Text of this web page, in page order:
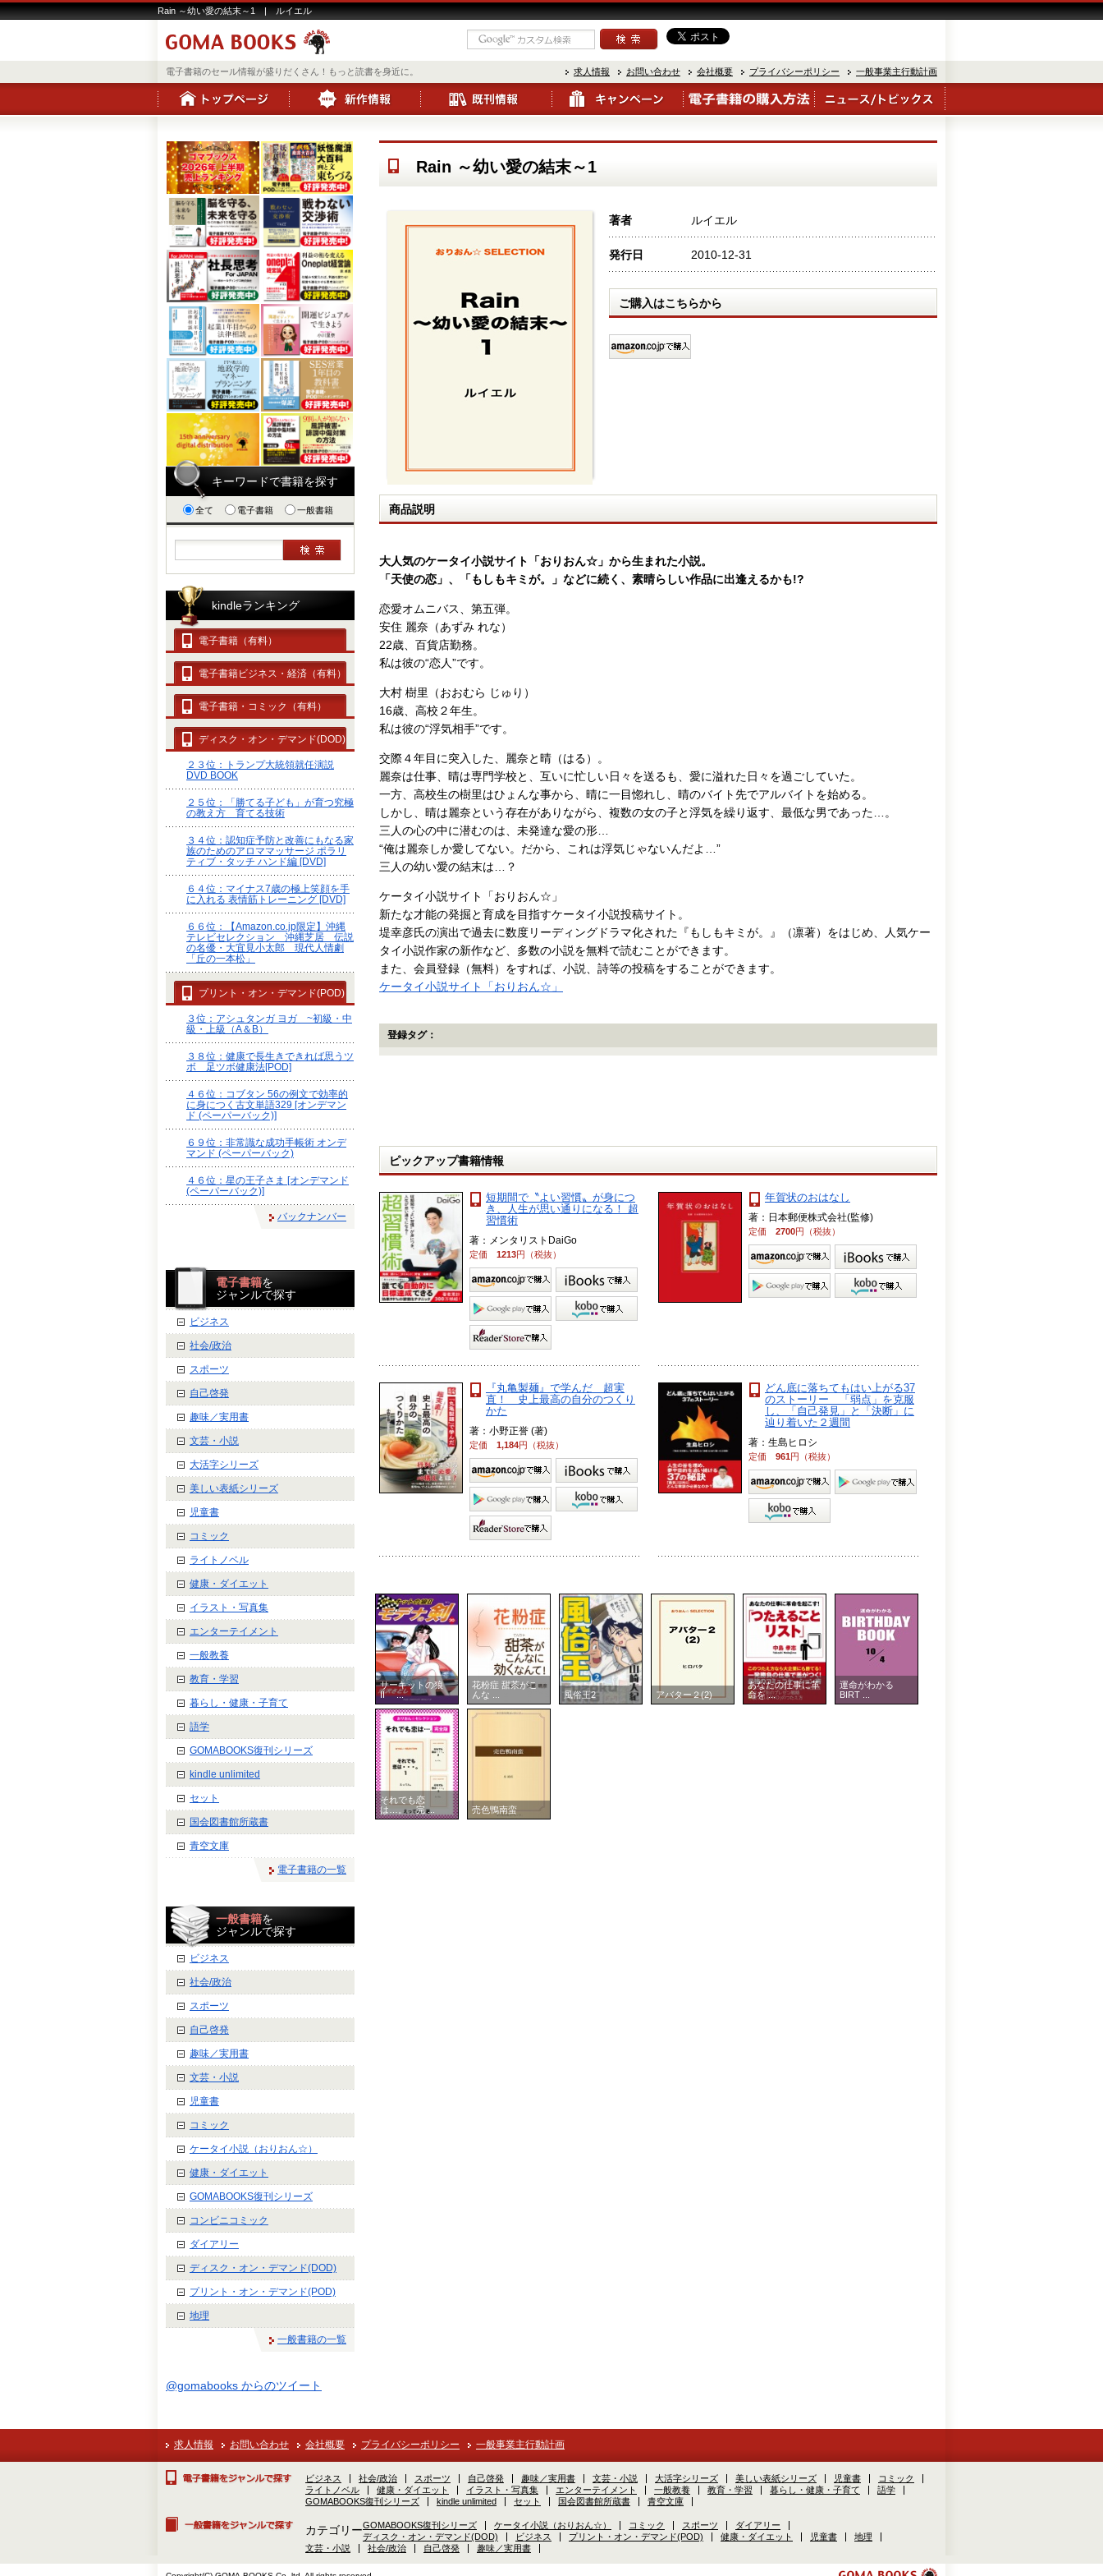
Rain ～幼い愛の結末～1 | ルイエル
電子書籍のセール情報が盛りだくさん！もっと読書を身近に。 求人情報 お問い合わせ 会社概要 プライバシーポリシー 一般事業主行動計画
Rain ～幼い愛の結末～1
著者 ルイエル
発行日 2010-12-31
ご購入はこちらから
商品説明
大人気のケータイ小説サイト「おりおん☆」から生まれた小説。
「天使の恋」、「もしもキミが。」などに続く、素晴らしい作品に出逢えるかも!?
恋愛オムニバス、第五弾。
安住 麗奈（あずみ れな）
22歳、百貨店勤務。
私は彼の“恋人”です。
大村 樹里（おおむら じゅり）
16歳、高校２年生。
私は彼の“浮気相手”です。
交際４年目に突入した、麗奈と晴（はる）。
麗奈は仕事、晴は専門学校と、互いに忙しい日々を送るも、愛に溢れた日々を過ごしていた。
一方、高校生の樹里はひょんな事から、晴に一目惚れし、晴のバイト先でアルバイトを始める。
しかし、晴は麗奈という存在がありながら、複数の女の子と浮気を繰り返す、最低な男であった…。
三人の心の中に潜むのは、未発達な愛の形…
“俺は麗奈しか愛してない。だから、これは浮気じゃないんだよ…”
三人の幼い愛の結末は…？
ケータイ小説サイト「おりおん☆」
新たな才能の発掘と育成を目指すケータイ小説投稿サイト。
堤幸彦氏の演出で過去に数度リーディングドラマ化された『もしもキミが。』（凛著）をはじめ、人気ケー
タイ小説作家の新作など、多数の小説を無料で読むことができます。
また、会員登録（無料）をすれば、小説、詩等の投稿をすることができます。
ケータイ小説サイト「おりおん☆」
登録タグ：
ピックアップ書籍情報
短期間で〝よい習慣〟が身につ
き、人生が思い通りになる！ 超
習慣術
著：メンタリストDaiGo
定価 1213円（税抜）
年賀状のおはなし
著：日本郵便株式会社(監修)
定価 2700円（税抜）
『丸亀製麺』で学んだ 超実
直！ 史上最高の自分のつくり
かた
著：小野正誉 (著)
定価 1,184円（税抜）
どん底に落ちてもはい上がる37
のストーリー 「弱点」を克服
し、「自己発見」と「決断」に
辿り着いた２週間
著：生島ヒロシ
定価 961円（税抜）
キーワードで書籍を探す
全て 電子書籍 一般書籍
kindleランキング
電子書籍（有料）
電子書籍ビジネス・経済（有料）
電子書籍・コミック（有料）
ディスク・オン・デマンド(DOD)
２３位：トランプ大統領就任演説
DVD BOOK
２５位：「勝てる子ども」が育つ究極
の教え方 育てる技術
３４位：認知症予防と改善にもなる家
族のためのアロママッサージ ポラリ
ティブ・タッチ ハンド編 [DVD]
６４位：マイナス7歳の極上笑顔を手
に入れる 表情筋トレーニング [DVD]
６６位：【Amazon.co.jp限定】沖縄
テレビセレクション 沖縄芝居 伝説
の名優・大宜見小太郎 現代人情劇
「丘の一本松」
プリント・オン・デマンド(POD)
３位：アシュタンガ ヨガ ~初級・中
級・上級（A＆B）
３８位：健康で長生きできれば思うツ
ボ 足ツボ健康法[POD]
４６位：コブタン 56の例文で効率的
に身につく古文単語329 [オンデマン
ド (ペーパーバック)]
６９位：非常識な成功手帳術 オンデ
マンド (ペーパーバック)
４６位：星の王子さま [オンデマンド
(ペーパーバック)]
バックナンバー
電子書籍を
ジャンルで探す
ビジネス
社会/政治
スポーツ
自己啓発
趣味／実用書
文芸・小説
大活字シリーズ
美しい表紙シリーズ
児童書
コミック
ライトノベル
健康・ダイエット
イラスト・写真集
エンターテイメント
一般教養
教育・学習
暮らし・健康・子育て
語学
GOMABOOKS復刊シリーズ
kindle unlimited
セット
国会図書館所蔵書
青空文庫
電子書籍の一覧
一般書籍を
ジャンルで探す
ビジネス
社会/政治
スポーツ
自己啓発
趣味／実用書
文芸・小説
児童書
コミック
ケータイ小説（おりおん☆）
健康・ダイエット
GOMABOOKS復刊シリーズ
コンビニコミック
ダイアリー
ディスク・オン・デマンド(DOD)
プリント・オン・デマンド(POD)
地理
一般書籍の一覧
@gomabooks からのツイート
サーキットの狼
II ...
花粉症 甜茶がこ
んな ...
風俗王2 アバター２(2)
あなたの仕事に革
命を ...
運命がわかる
BIRT ...
それでも恋
は…。 完 ...
売色鴨南蛮
求人情報 お問い合わせ 会社概要 プライバシーポリシー 一般事業主行動計画
ビジネス 社会/政治 スポーツ 自己啓発 趣味／実用書 文芸・小説 大活字シリーズ 美しい表紙シリーズ 児童書
コミック
ライトノベル
健康・ダイエット イラスト・写真集 エンターテイメント 一般教養 教育・学習 暮らし・健康・子育て
語学
GOMABOOKS復刊シリーズ
kindle unlimited セット 国会図書館所蔵書 青空文庫
カテゴリーGOMABOOKS復刊シリーズ ケータイ小説（おりおん☆） コミック スポーツ
ダイアリー
ディスク・オン・デマンド(DOD)
ビジネス プリント・オン・デマンド(POD) 健康・ダイエット 児童書
地理
文芸・小説
社会/政治 自己啓発 趣味／実用書